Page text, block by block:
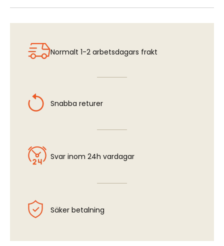
Normalt 1-2 arbetsdagars frakt
Snabba returer
Svar inom 24h vardagar
Säker betalning